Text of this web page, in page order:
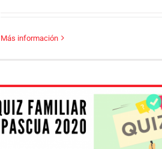
Más información